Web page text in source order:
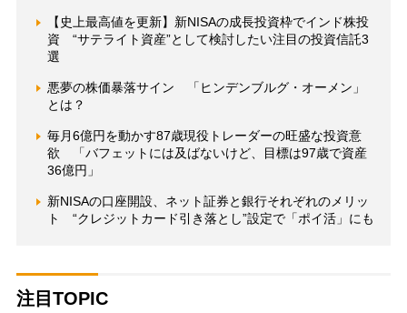
【史上最高値を更新】新NISAの成長投資枠でインド株投
資 “サテライト資産”として検討したい注目の投資信託3
選
悪夢の株価暴落サイン 「ヒンデンブルグ・オーメン」
とは？
毎月6億円を動かす87歳現役トレーダーの旺盛な投資意
欲 「バフェットには及ばないけど、目標は97歳で資産
36億円」
新NISAの口座開設、ネット証券と銀行それぞれのメリッ
ト “クレジットカード引き落とし”設定で「ポイ活」にも
注目TOPIC